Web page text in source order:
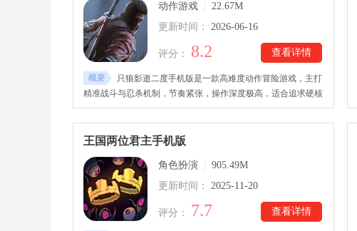
动作游戏
22.67M
更新时间：
2026-06-16
查看详情
评分： 8.2
概要
只狼影逝二度手机版是一款高难度动作冒险游戏，主打
精准战斗与忍杀机制，节奏紧张，操作深度极高，适合追求硬核
体验的玩家。
王国两位君主手机版
角色扮演
905.49M
更新时间：
2025-11-20
查看详情
评分： 7.7